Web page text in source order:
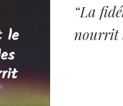
“La
nourrit